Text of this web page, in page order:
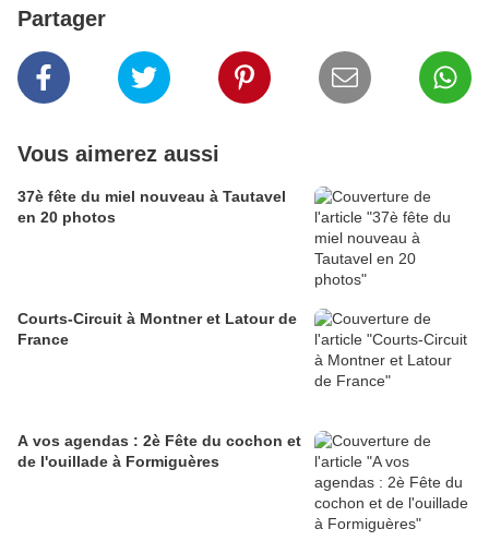
Partager
Vous aimerez aussi
37è fête du miel nouveau à Tautavel
en 20 photos
Courts-Circuit à Montner et Latour de
France
A vos agendas : 2è Fête du cochon et
de l'ouillade à Formiguères